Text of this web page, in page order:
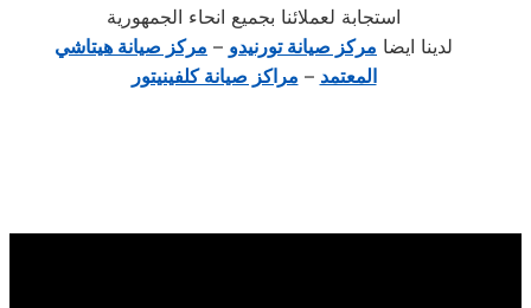
استجابة لعملائنا بجميع انحاء الجمهورية
لدينا ايضا مركز صيانة تورنيدو – مركز صيانة هيتاشي
المعتمد – مراكز صيانة كلفينيتور